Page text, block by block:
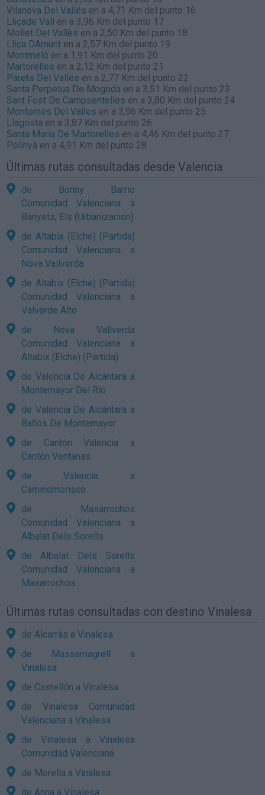
Vilanova Del Vallés en a 4,71 Km del punto 16
Lliçade Vall en a 3,96 Km del punto 17
Mollet Del Vallès en a 2,50 Km del punto 18
Lliça DAmunt en a 2,57 Km del punto 19
Montmeló en a 1,91 Km del punto 20
Martorelles en a 2,12 Km del punto 21
Parets Del Vallés en a 2,77 Km del punto 22
Santa Perpetua De Mogoda en a 3,51 Km del punto 23
Sant Fost De Campsentelles en a 3,80 Km del punto 24
Montornes Del Valles en a 3,96 Km del punto 25
Llagosta en a 3,87 Km del punto 26
Santa Maria De Martorelles en a 4,46 Km del punto 27
Polinyà en a 4,91 Km del punto 28
Últimas rutas consultadas desde Valencia
de Bonny Barrio
Comunidad Valenciana a
Banyets, Els (Urbanizacion)
de Altabix (Elche) (Partida)
Comunidad Valenciana a
Nova Vallverda
de Altabix (Elche) (Partida)
Comunidad Valenciana a
Valverde Alto
de Nova Vallverda
Comunidad Valenciana a
Altabix (Elche) (Partida)
de Valencia De Alcántara a
Montemayor Del Río
de Valencia De Alcántara a
Baños De Montemayor
de Cantón Valencia a
Cantón Ventanas
de Valencia a
Caminomorisco
de Masarrochos
Comunidad Valenciana a
Albalat Dels Sorells
de Albalat Dels Sorells
Comunidad Valenciana a
Masarrochos
Últimas rutas consultadas con destino Vinalesa
de Alcarràs a Vinalesa
de Massamagrell a
Vinalesa
de Castellón a Vinalesa
de Vinalesa Comunidad
Valenciana a Vinalesa
de Vinalesa a Vinalesa
Comunidad Valenciana
de Morella a Vinalesa
de Anna a Vinalesa